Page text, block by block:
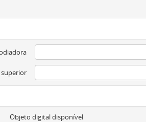
superior
Objeto digital disponível